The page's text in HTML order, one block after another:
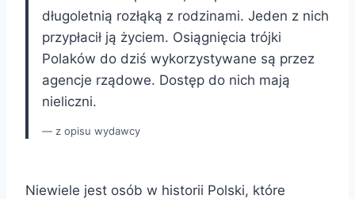
długoletnią rozłąką z rodzinami. Jeden z nich
przypłacił ją życiem. Osiągnięcia trójki
Polaków do dziś wykorzystywane są przez
agencje rządowe. Dostęp do nich mają
nieliczni.
z opisu wydawcy
Niewiele jest osób w historii Polski, które